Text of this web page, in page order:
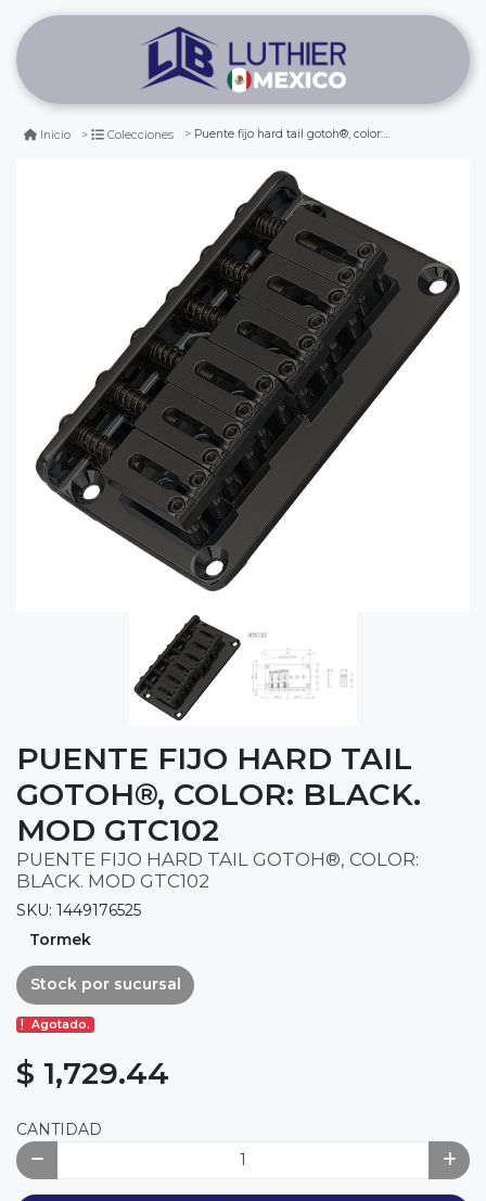
Inicio Colecciones Puente fijo hard tail gotoh®, color: black. mod gtc102
PUENTE FIJO HARD TAIL
GOTOH®, COLOR: BLACK.
MOD GTC102
PUENTE FIJO HARD TAIL GOTOH®, COLOR:
BLACK. MOD GTC102
SKU: 1449176525
Tormek
Stock por sucursal
Agotado.
$ 1,729.44
CANTIDAD